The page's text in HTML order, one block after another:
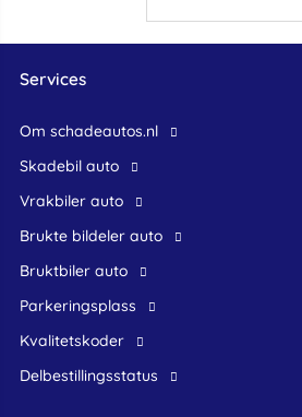
Services
Om schadeautos.nl
skadebil auto
Vrakbiler auto
Brukte bildeler auto
bruktbiler auto
Parkeringsplass
Kvalitetskoder
Delbestillingsstatus